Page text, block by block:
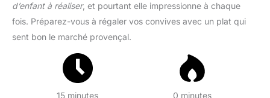
d’enfant à réaliser, et pourtant elle impressionne à chaque
fois. Préparez-vous à régaler vos convives avec un plat qui
sent bon le marché provençal.
15 minutes 0 minutes